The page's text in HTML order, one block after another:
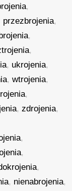
,
przezbrojenia,
,
,
, ukrojenia,
,wtrojenia,
,
,zdrojenia,
,
,
,
, nienabrojenia,